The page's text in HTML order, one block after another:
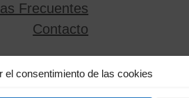
el consentimiento de las cookies
Frecuentes
Contacto